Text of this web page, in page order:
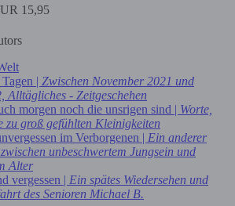
15,95
| Zwischen November 2021 und
Alltägliches - Zeitgeschehen
morgen noch die unsrigen sind | Worte,
zu groß gefühlten Kleinigkeiten
im Verborgenen | Ein anderer
unbeschwertem Jungsein und
Alter
vergessen | Ein spätes Wiedersehen und
des Senioren Michael B.